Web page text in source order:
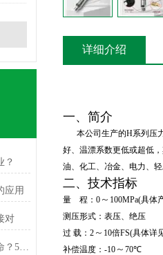
？
应用
对
如何延长防爆温度传感器使用寿命？5个高危环境保养技巧
详细介绍
一、简介
本公司生产的H系列压
好、温漂系数更低或超低
油、化工、冶金、电力、
二、技术指标
量 程：0 ～ 100MPa(具体
测压形式：表压、绝压
过 载：2 ～ 10倍FS(具体详
补偿温度：-10 ～ 70℃